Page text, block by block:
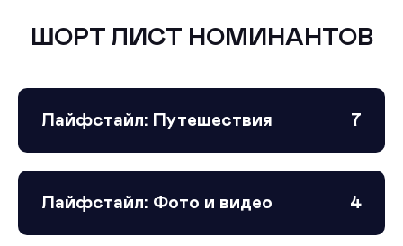
ШОРТ ЛИСТ НОМИНАНТОВ
Лайфстайл: Путешествия 7
Лайфстайл: Фото и видео 4